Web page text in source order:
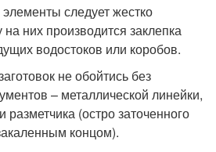
следует жестко
на них производится заклепка
водостоков или коробов.
не обойтись без
– металлической линейки,
разметчика (остро заточенного
концом).